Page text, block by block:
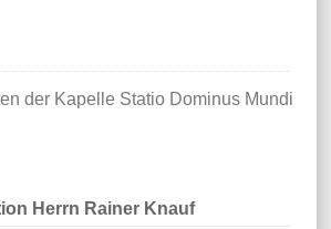
der Kapelle Statio Dominus Mundi
Herrn Rainer Knauf